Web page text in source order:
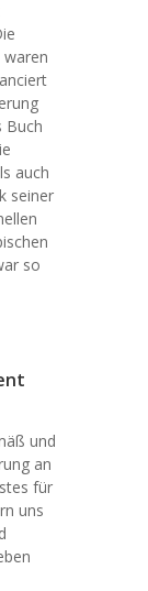
Buch
auch
seiner
so
und
an
für
uns